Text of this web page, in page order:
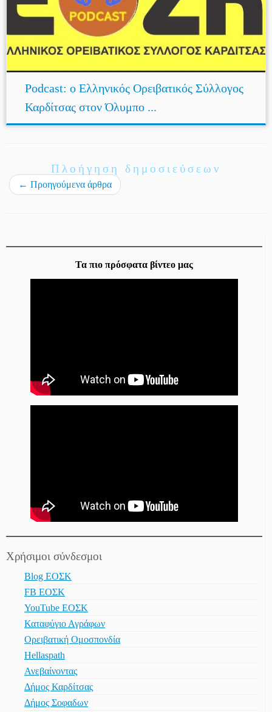
Podcast: ο Ελληνικός Ορειβατικός Σύλλογος
Καρδίτσας στον Όλυμπο ...
Πλοήγηση δημοσιεύσεων
← Προηγούμενα άρθρα
Τα πιο πρόσφατα βίντεο μας
Χρήσιμοι σύνδεσμοι
Blog ΕΟΣΚ
FB ΕΟΣΚ
YouTube ΕΟΣΚ
Καταφύγιο Αγράφων
Ορειβατική Ομοσπονδία
Hellaspath
Ανεβαίνοντας
Δήμος Καρδίτσας
Δήμος Σοφαδων